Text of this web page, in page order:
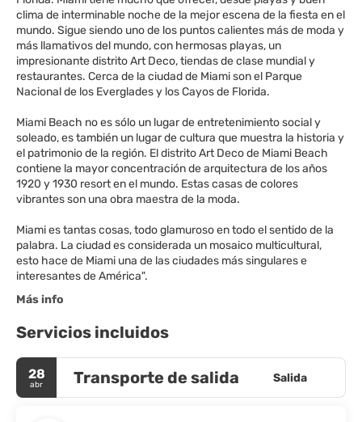
clima de interminable noche de la mejor escena de la fiesta en el
mundo. Sigue siendo uno de los puntos calientes más de moda y
más llamativos del mundo, con hermosas playas, un
impresionante distrito Art Deco, tiendas de clase mundial y
restaurantes. Cerca de la ciudad de Miami son el Parque
Nacional de los Everglades y los Cayos de Florida.
Miami Beach no es sólo un lugar de entretenimiento social y
soleado, es también un lugar de cultura que muestra la historia y
el patrimonio de la región. El distrito Art Deco de Miami Beach
contiene la mayor concentración de arquitectura de los años
1920 y 1930 resort en el mundo. Estas casas de colores
vibrantes son una obra maestra de la moda.
Miami es tantas cosas, todo glamuroso en todo el sentido de la
palabra. La ciudad es considerada un mosaico multicultural,
esto hace de Miami una de las ciudades más singulares e
Más info
Servicios incluidos
28
abr Transporte de salida Salida